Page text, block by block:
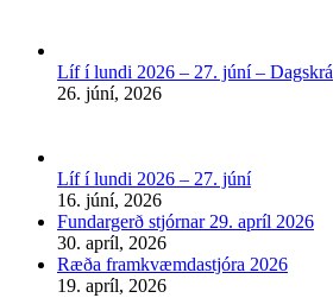
new
windowLíf í lundi 2026 – 27. júní – Dagskrá
26. júní, 2026
Líf í lundi 2026 – 27. júní
16. júní, 2026
Fundargerð stjórnar 29. apríl 2026
30. apríl, 2026
Ræða framkvæmdastjóra 2026
19. apríl, 2026